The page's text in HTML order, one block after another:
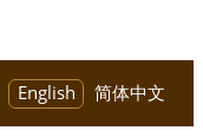
English 简体中文